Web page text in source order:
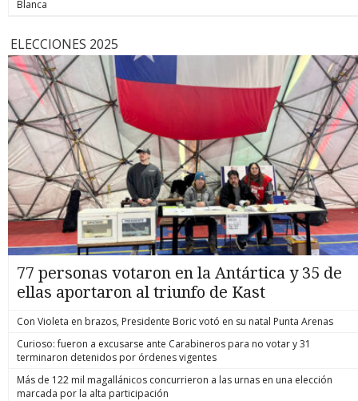
Blanca
ELECCIONES 2025
77 personas votaron en la Antártica y 35 de
ellas aportaron al triunfo de Kast
Con Violeta en brazos, Presidente Boric votó en su natal Punta Arenas
Curioso: fueron a excusarse ante Carabineros para no votar y 31
terminaron detenidos por órdenes vigentes
Más de 122 mil magallánicos concurrieron a las urnas en una elección
marcada por la alta participación